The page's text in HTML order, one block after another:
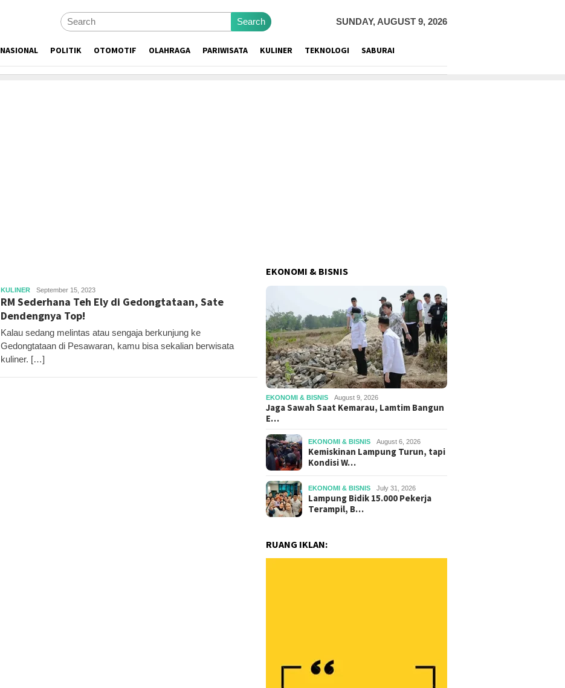
Search SUNDAY, AUGUST 9, 2026
NASIONAL POLITIK OTOMOTIF OLAHRAGA PARIWISATA KULINER TEKNOLOGI SABURAI
KULINEREditor
September 15, 2023
RM Sederhana Teh Ely di Gedongtataan, Sate
Dendengnya Top!
Kalau sedang melintas atau sengaja berkunjung ke
Gedongtataan di Pesawaran, kamu bisa sekalian berwisata
kuliner. […]
EKONOMI & BISNIS
EKONOMI & BISNIS August 9, 2026
Jaga Sawah Saat Kemarau, Lamtim Bangun
E…
EKONOMI & BISNIS August 6, 2026
Kemiskinan Lampung Turun, tapi
Kondisi W…
EKONOMI & BISNIS July 31, 2026
Lampung Bidik 15.000 Pekerja
Terampil, B…
RUANG IKLAN: